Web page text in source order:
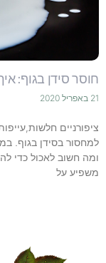
חוסר סידן בגוף:
21 באפריל 2020
ציפורניים
למחסור בסידן בגוף.
ומה חשוב לאכול כדי
משפיע על